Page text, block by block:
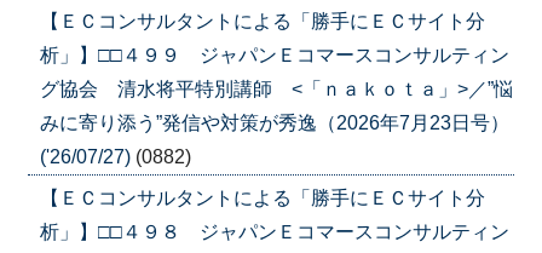
【ＥＣコンサルタントによる「勝手にＥＣサイト分
析」】□□４９９ ジャパンＥコマースコンサルティン
グ協会 清水将平特別講師 <「ｎａｋｏｔａ」>／”悩
みに寄り添う”発信や対策が秀逸（2026年7月23日号）
('26/07/27) (0882)
【ＥＣコンサルタントによる「勝手にＥＣサイト分
析」】□□４９８ ジャパンＥコマースコンサルティン